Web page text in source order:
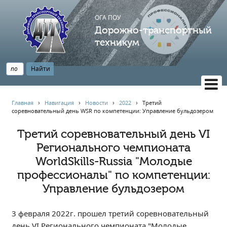
ОГА ПОУ
Дорожно-транспортный
техникум
НАВИГАЦИЯ
Главная
Профессионалитет
АБИТУРИЕНТУ
Опрос по качеству образования
Новости
Информация
Главная › Навигация › Новости ›2022 ›Третий
соревновательный день WSR по компетенции: Управление бульдозером
Третий соревновательный день VI
Регионального чемпионата
WorldSkills-Russia "Молодые
профессионалы" по компетенции:
Управление бульдозером
3 февраля 2022г. прошел третий соревновательный